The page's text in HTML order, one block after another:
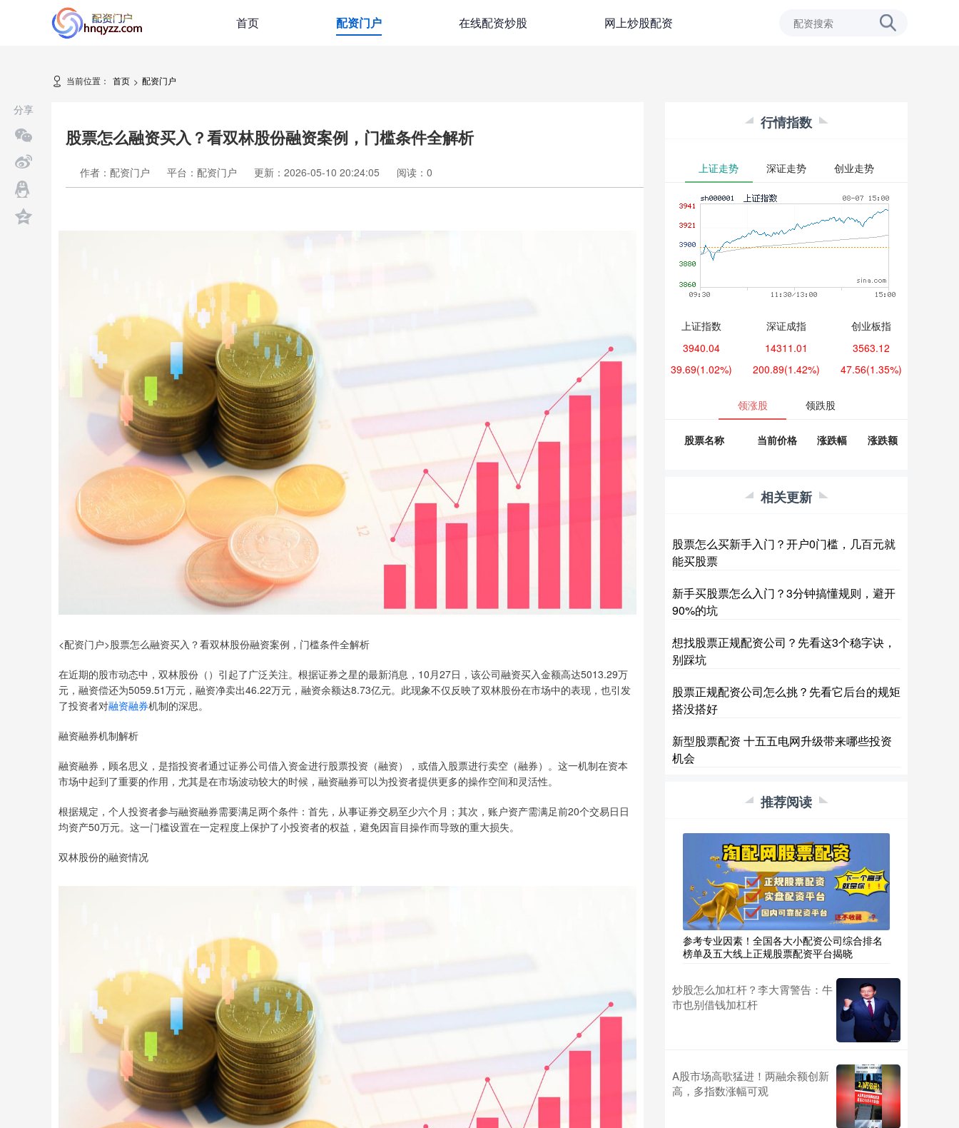
首页 配资门户 在线配资炒股 网上炒股配资
当前位置： 首页 > 配资门户
股票怎么融资买入？看双林股份融资案例，门槛条件全解析
作者：配资门户 平台：配资门户 更新：2026-05-10 20:24:05 阅读： 0
<配资门户>股票怎么融资买入？看双林股份融资案例，门槛条件全解析
在近期的股市动态中，双林股份（）引起了广泛关注。根据证券之星的最新消息，10月27日，该公司融资买入金额高达5013.29万
元，融资偿还为5059.51万元，融资净卖出46.22万元，融资余额达8.73亿元。此现象不仅反映了双林股份在市场中的表现，也引发
了投资者对融资融券机制的深思。
融资融券机制解析
融资融券，顾名思义，是指投资者通过证券公司借入资金进行股票投资（融资），或借入股票进行卖空（融券）。这一机制在资本
市场中起到了重要的作用，尤其是在市场波动较大的时候，融资融券可以为投资者提供更多的操作空间和灵活性。
根据规定，个人投资者参与融资融券需要满足两个条件：首先，从事证券交易至少六个月；其次，账户资产需满足前20个交易日日
均资产50万元。这一门槛设置在一定程度上保护了小投资者的权益，避免因盲目操作而导致的重大损失。
双林股份的融资情况
分享
行情指数
上证走势 深证走势 创业走势
上证指数
3940.04
39.69(1.02%)
深证成指
14311.01
200.89(1.42%)
创业板指
3563.12
47.56(1.35%)
领涨股 领跌股
股票名称 当前价格 涨跌幅 涨跌额
相关更新
股票怎么买新手入门？开户0门槛，几百元就
能买股票
新手买股票怎么入门？3分钟搞懂规则，避开
90%的坑
想找股票正规配资公司？先看这3个稳字诀，
别踩坑
股票正规配资公司怎么挑？先看它后台的规矩
搭没搭好
新型股票配资 十五五电网升级带来哪些投资
机会
推荐阅读
参考专业因素！全国各大小配资公司综合排名
榜单及五大线上正规股票配资平台揭晓
炒股怎么加杠杆？李大霄警告：牛
市也别借钱加杠杆
A股市场高歌猛进！两融余额创新
高，多指数涨幅可观